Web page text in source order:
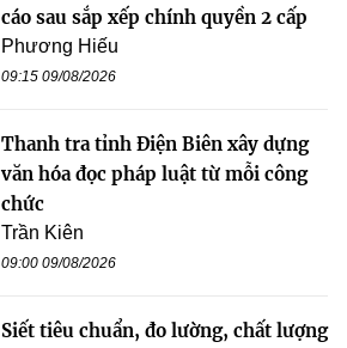
cáo sau sắp xếp chính quyền 2 cấp
Phương Hiếu
09:15 09/08/2026
Thanh tra tỉnh Điện Biên xây dựng
văn hóa đọc pháp luật từ mỗi công
chức
Trần Kiên
09:00 09/08/2026
Siết tiêu chuẩn, đo lường, chất lượng